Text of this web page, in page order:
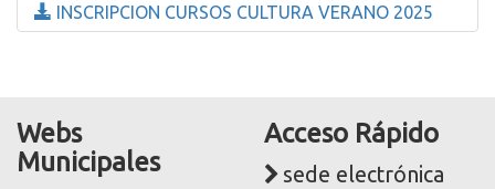
INSCRIPCION CURSOS CULTURA VERANO 2025
Webs
Municipales
Acceso Rápido
sede electrónica